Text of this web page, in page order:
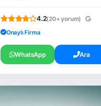
4.2(20+ yorum)
Onaylı Firma
WhatsApp Ara